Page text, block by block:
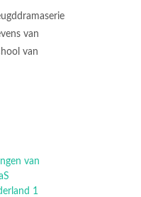
van
van
van
1